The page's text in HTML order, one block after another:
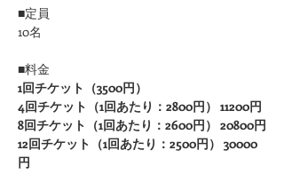
■定員
10名
■料金
1回チケット（3500円）
4回チケット（1回あたり：2800円） 11200円
8回チケット（1回あたり：2600円） 20800円
12回チケット（1回あたり：2500円） 30000
円